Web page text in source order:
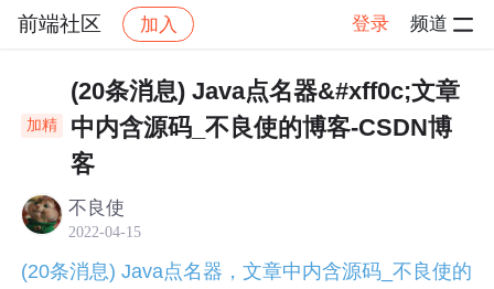
前端社区 加入 登录 频道
前端社区 帖子详情
加精
(20条消息) Java点名器&#xff0c;文章
中内含源码_不良使的博客-CSDN博
客
不良使
2022-04-15
(20条消息) Java点名器，文章中内含源码_不良使的